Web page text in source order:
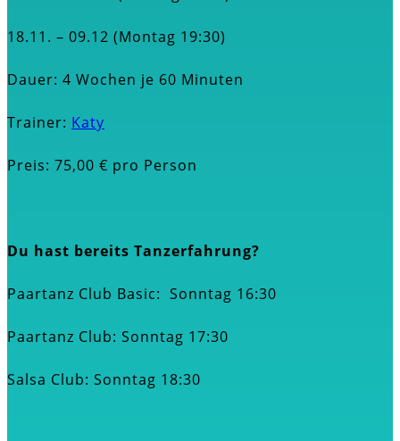
18.11. – 09.12 (Montag 19:30)
Dauer: 4 Wochen je 60 Minuten
Trainer: Katy
Preis: 75,00 € pro Person
Du hast bereits Tanzerfahrung?
Paartanz Club Basic: Sonntag 16:30
Paartanz Club: Sonntag 17:30
Salsa Club: Sonntag 18:30